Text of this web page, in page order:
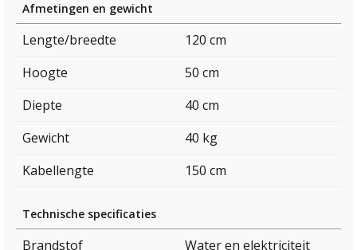
Afmetingen en gewicht
Lengte/breedte
120 cm
Hoogte
50 cm
Diepte
40 cm
Gewicht
40 kg
Kabellengte
150 cm
Technische specificaties
Brandstof
Water en elektriciteit